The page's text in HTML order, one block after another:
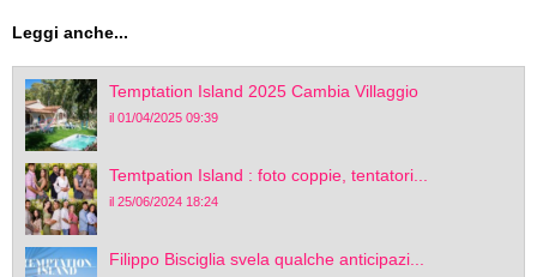
Leggi anche...
Temptation Island 2025 Cambia Villaggio
il 01/04/2025 09:39
Temtpation Island : foto coppie, tentatori...
il 25/06/2024 18:24
Filippo Bisciglia svela qualche anticipazi...